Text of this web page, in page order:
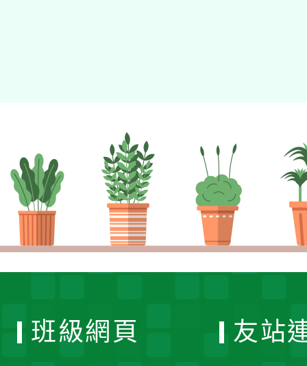
班級網頁 友站